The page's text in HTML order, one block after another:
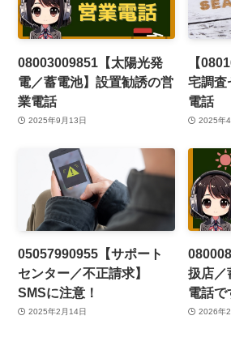
08003009851【太陽光発
電／蓄電池】設置勧誘の営
業電話
2025年9月13日
【
宅調査
電話
2025年
05057990955【サポート
センター／不正請求】
SMSに注意！
2025年2月14日
扱店／
電話で
2026年